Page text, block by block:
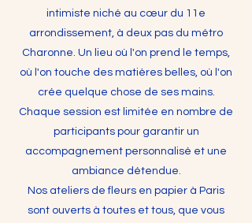
intimiste niché au cœur du 11e
arrondissement, à deux pas du métro
Charonne. Un lieu où l'on prend le temps,
où l'on touche des matières belles, où l'on
crée quelque chose de ses mains.
Chaque session est limitée en nombre de
participants pour garantir un
accompagnement personnalisé et une
ambiance détendue.
Nos ateliers de fleurs en papier à Paris
sont ouverts à toutes et tous, que vous